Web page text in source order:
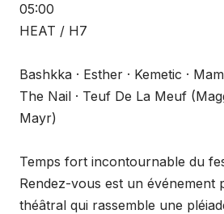
05:00
HEAT / H7
Bashkka · Esther · Kemetic ·
The Nail · Teuf De La Meuf
Mayr)
Temps fort incontournable du
Rendez-vous est un événement
théâtral qui rassemble une